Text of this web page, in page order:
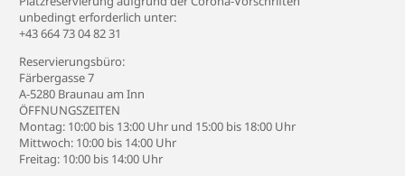
unbedingt erforderlich unter:
+43 664 73 04 82 31
Reservierungsbüro:
Färbergasse 7
A-5280 Braunau am Inn
ÖFFNUNGSZEITEN
Montag: 10:00 bis 13:00 Uhr und 15:00 bis 18:00 Uhr
Mittwoch: 10:00 bis 14:00 Uhr
Freitag: 10:00 bis 14:00 Uhr